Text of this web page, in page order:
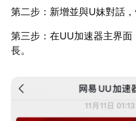
第二步：新增並與U妹對話，
第三步：在UU加速器主界面
長。